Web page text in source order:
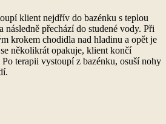
klient nejdřív do bazénku s teplou
následně přechází do studené vody. Při
krokem chodidla nad hladinu a opět je
několikrát opakuje, klient končí
terapii vystoupí z bazénku, osuší nohy